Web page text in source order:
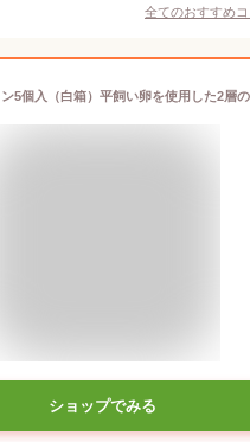
全てのおすすめコ
ショップでみる